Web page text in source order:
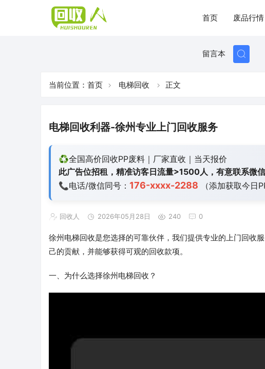
首页 废品行情
留言本
当前位置： 首页 电梯回收 正文
电梯回收利器-徐州专业上门回收服务
♻️全国高价回收PP废料｜厂家直收｜当天报价
此广告位招租，精准访客日流量>1500人，有意联系微
📞电话/微信同号： 176-xxxx-2288 （添加获取今日
回收人 2026年05月28日 240 0
徐州电梯回收是您选择的可靠伙伴，我们提供专业的上门回收
己的贡献，并能够获得可观的回收款项。
一、为什么选择徐州电梯回收？